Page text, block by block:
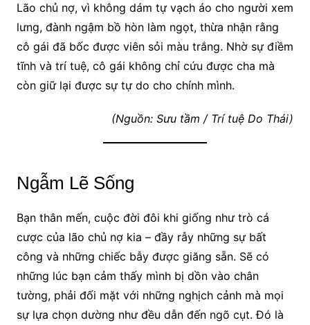
Lão chủ nợ, vì không dám tự vạch áo cho người xem
lưng, đành ngậm bồ hòn làm ngọt, thừa nhận rằng
cô gái đã bốc được viên sỏi màu trắng. Nhờ sự điềm
tĩnh và trí tuệ, cô gái không chỉ cứu được cha mà
còn giữ lại được sự tự do cho chính mình.
(Nguồn: Sưu tầm / Trí tuệ Do Thái)
Ngẫm Lẽ Sống
Bạn thân mến, cuộc đời đôi khi giống như trò cá
cược của lão chủ nợ kia – đầy rẫy những sự bất
công và những chiếc bẫy được giăng sẵn. Sẽ có
những lúc bạn cảm thấy mình bị dồn vào chân
tường, phải đối mặt với những nghịch cảnh mà mọi
sự lựa chọn dường như đều dẫn đến ngõ cụt. Đó là